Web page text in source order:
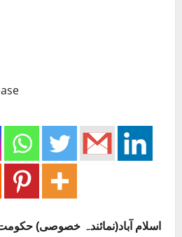
اسلام آباد(نمائندہ خصوصی)